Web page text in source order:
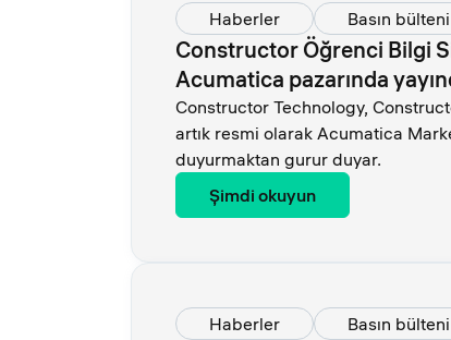
Haberler Basın bülteni
Constructor Öğrenci Bilgi
Acumatica pazarında
Constructor Technology,
artık resmi olarak Acumatica
duyurmaktan gurur duyar.
Şimdi okuyun
Haberler Basın bülteni